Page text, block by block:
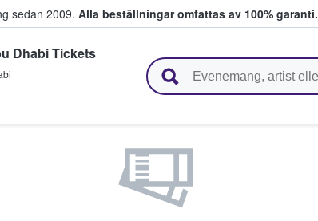
sedan 2009. Alla beställningar omfattas av 100% garanti.
Dhabi Tickets